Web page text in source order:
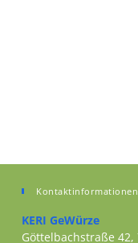
Kontaktinformationen
KERI GeWürze
Göttelbachstraße